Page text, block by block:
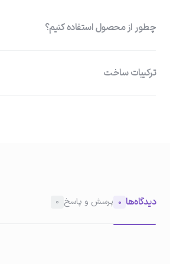
چطور از محصول استفاده کنیم؟
ترکیبات ساخت
دیدگاه‌ها 0 پرسش و پاسخ 0